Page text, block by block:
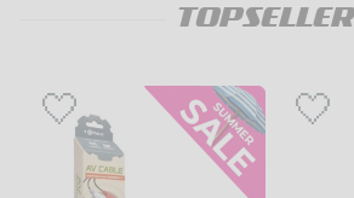
TOPSELLER